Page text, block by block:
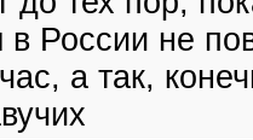
в России не
а так,